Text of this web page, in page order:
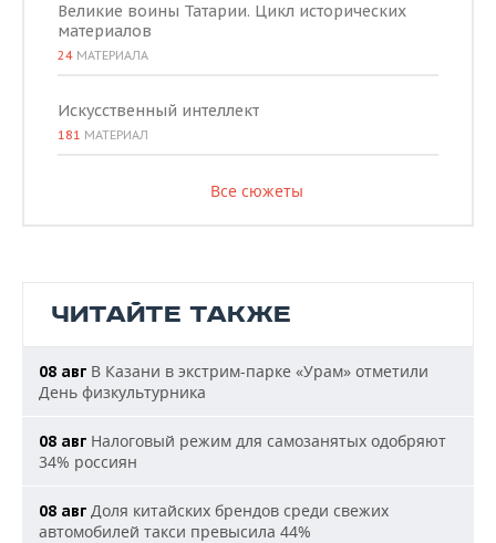
Великие воины Татарии. Цикл исторических
материалов
24 МАТЕРИАЛА
Искусственный интеллект
181 МАТЕРИАЛ
Все сюжеты
ЧИТАЙТЕ ТАКЖЕ
08 авг В Казани в экстрим-парке «Урам» отметили
День физкультурника
08 авг Налоговый режим для самозанятых одобряют
34% россиян
08 авг Доля китайских брендов среди свежих
автомобилей такси превысила 44%